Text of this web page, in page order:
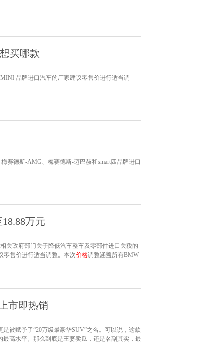
买哪款
品牌进口汽车的厂家建议零售价进行适当调
赛德斯-AMG、梅赛德斯-迈巴赫和smart四品牌进口
万元
关政府部门关于降低汽车整车及零部件进口关税的
售价进行适当调整。本次价格调整涵盖所有BMW
市即热销
被赋予了“20万级最豪华SUV”之名。可以说，这款
高水平。那么到底是王婆卖瓜，还是名副其实，最